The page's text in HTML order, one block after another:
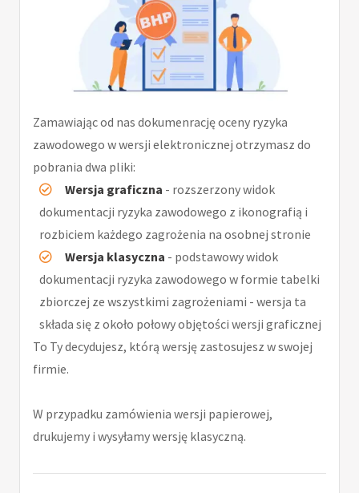
Zamawiając od nas dokumenrację oceny ryzyka
zawodowego w wersji elektronicznej otrzymasz do
pobrania dwa pliki:
Wersja graficzna - rozszerzony widok
dokumentacji ryzyka zawodowego z ikonografią i
rozbiciem każdego zagrożenia na osobnej stronie
Wersja klasyczna - podstawowy widok
dokumentacji ryzyka zawodowego w formie tabelki
zbiorczej ze wszystkimi zagrożeniami - wersja ta
składa się z około połowy objętości wersji graficznej
To Ty decydujesz, którą wersję zastosujesz w swojej
firmie.
W przypadku zamówienia wersji papierowej,
drukujemy i wysyłamy wersję klasyczną.